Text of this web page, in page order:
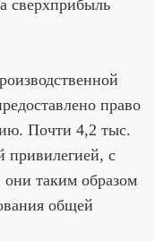
сверхприбыль
право
Почти 4,2 тыс.
привилегией, с
они таким образом
общей